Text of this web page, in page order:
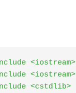
<iostream>
<iostream>
<cstdlib>